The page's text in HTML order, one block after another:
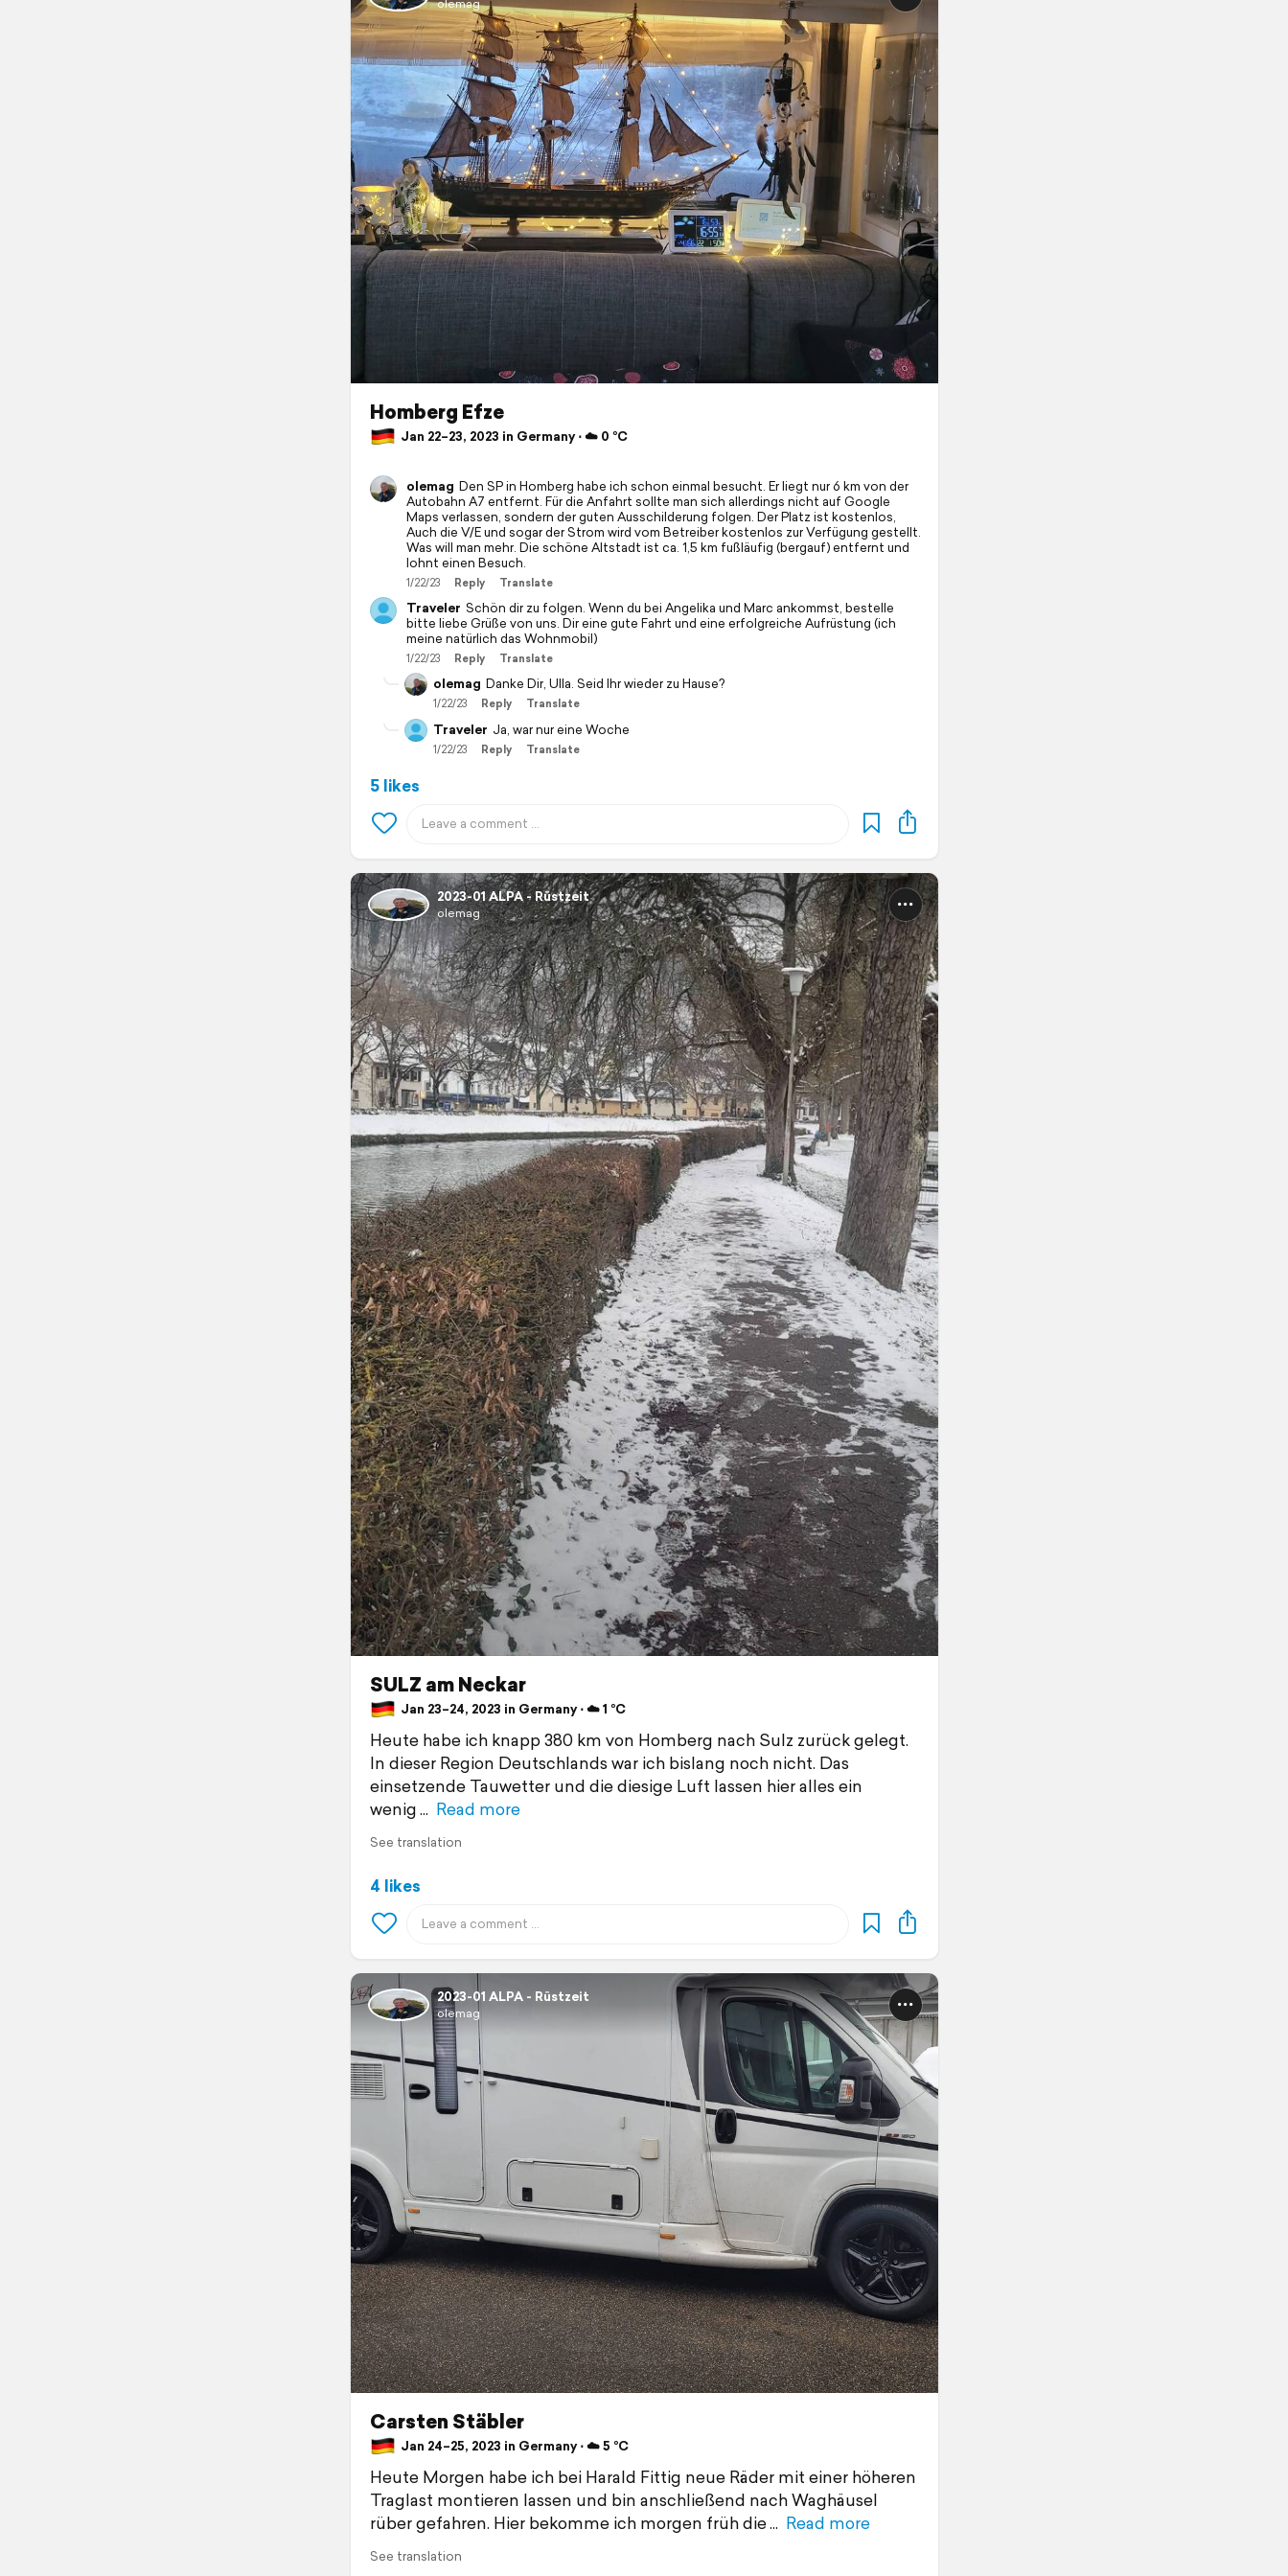
olemag
Homberg Efze
Jan 22–23, 2023 in Germany ⋅ ☁️ 0 °C
olemag Den SP in Homberg habe ich schon einmal besucht. Er liegt nur 6 km von der
Autobahn A7 entfernt. Für die Anfahrt sollte man sich allerdings nicht auf Google
Maps verlassen, sondern der guten Ausschilderung folgen. Der Platz ist kostenlos,
Auch die V/E und sogar der Strom wird vom Betreiber kostenlos zur Verfügung gestellt.
Was will man mehr. Die schöne Altstadt ist ca. 1,5 km fußläufig (bergauf) entfernt und
lohnt einen Besuch.
1/22/23 Reply Translate
Traveler Schön dir zu folgen. Wenn du bei Angelika und Marc ankommst, bestelle
bitte liebe Grüße von uns. Dir eine gute Fahrt und eine erfolgreiche Aufrüstung (ich
meine natürlich das Wohnmobil)
1/22/23 Reply Translate
olemag Danke Dir, Ulla. Seid Ihr wieder zu Hause?
1/22/23 Reply Translate
Traveler Ja, war nur eine Woche
1/22/23 Reply Translate
5 likes
2023-01 ALPA - Rüstzeit
olemag
SULZ am Neckar
Jan 23–24, 2023 in Germany ⋅ ☁️ 1 °C
Heute habe ich knapp 380 km von Homberg nach Sulz zurück gelegt.
In dieser Region Deutschlands war ich bislang noch nicht. Das
einsetzende Tauwetter und die diesige Luft lassen hier alles ein
wenig
Read more
See translation
4 likes
2023-01 ALPA - Rüstzeit
olemag
Carsten Stäbler
Jan 24–25, 2023 in Germany ⋅ ☁️ 5 °C
Heute Morgen habe ich bei Harald Fittig neue Räder mit einer höheren
Traglast montieren lassen und bin anschließend nach Waghäusel
rüber gefahren. Hier bekomme ich morgen früh die
Read more
See translation